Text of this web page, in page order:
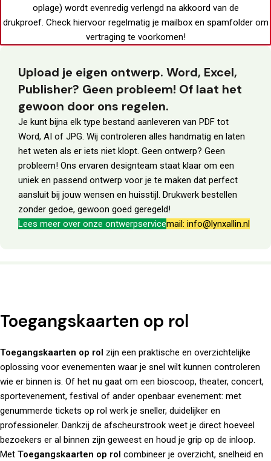
oplage) wordt evenredig verlengd na akkoord van de
drukproef. Check hiervoor regelmatig je mailboxen spamfolderom
vertraging te voorkomen!
Upload je eigen ontwerp. Word, Excel,
Publisher? Geen probleem! Of laat het
gewoon door ons regelen.
Je kunt bijna elk type bestand aanleveren van PDF tot
Word, AI of JPG. Wij controleren alles handmatig en laten
het weten als er iets niet klopt. Geen ontwerp? Geen
probleem! Ons ervaren designteam staat klaar om een
uniek en passend ontwerp voor je te maken dat perfect
aansluit bij jouw wensen en huisstijl. Drukwerk bestellen
zonder gedoe, gewoon goed geregeld!
Lees meer over onze ontwerpservicemail: info@lynxallin.nl
Toegangskaarten op rol
Toegangskaarten op rol zijn een praktische en overzichtelijke
oplossing voor evenementen waar je snel wilt kunnen controleren
wie er binnen is. Of het nu gaat om een bioscoop, theater, concert,
sportevenement, festival of ander openbaar evenement: met
genummerde tickets op rol werk je sneller, duidelijker en
professioneler. Dankzij de afscheurstrook weet je direct hoeveel
bezoekers er al binnen zijn geweest en houd je grip op de inloop.
Met Toegangskaarten op rol combineer je overzicht, snelheid en